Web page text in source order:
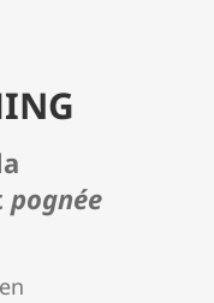
pognée